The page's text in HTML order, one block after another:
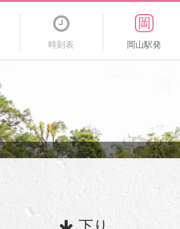
時刻表 岡山駅発
下り